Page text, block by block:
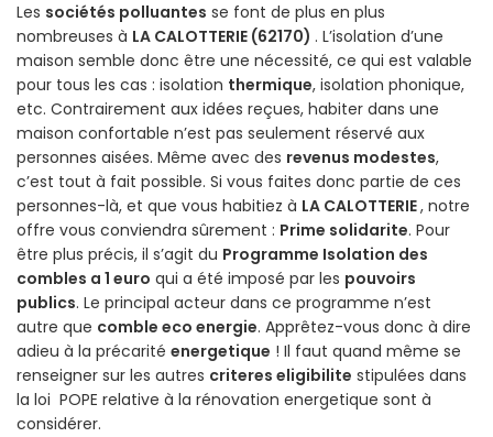
Les sociétés polluantes se font de plus en plus
nombreuses à LA CALOTTERIE (62170) . L’isolation d’une
maison semble donc être une nécessité, ce qui est valable
pour tous les cas : isolation thermique, isolation phonique,
etc. Contrairement aux idées reçues, habiter dans une
maison confortable n’est pas seulement réservé aux
personnes aisées. Même avec des revenus modestes,
c’est tout à fait possible. Si vous faites donc partie de ces
personnes-là, et que vous habitiez à LA CALOTTERIE, notre
offre vous conviendra sûrement : Prime solidarite. Pour
être plus précis, il s’agit du Programme Isolation des
combles a 1 euro qui a été imposé par les pouvoirs
publics. Le principal acteur dans ce programme n’est
autre que comble eco energie. Apprêtez-vous donc à dire
adieu à la précarité energetique ! Il faut quand même se
renseigner sur les autres criteres eligibilite stipulées dans
la loi POPE relative à la rénovation energetique sont à
considérer.